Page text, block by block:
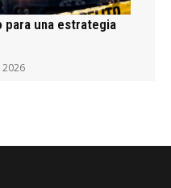
para una estrategia